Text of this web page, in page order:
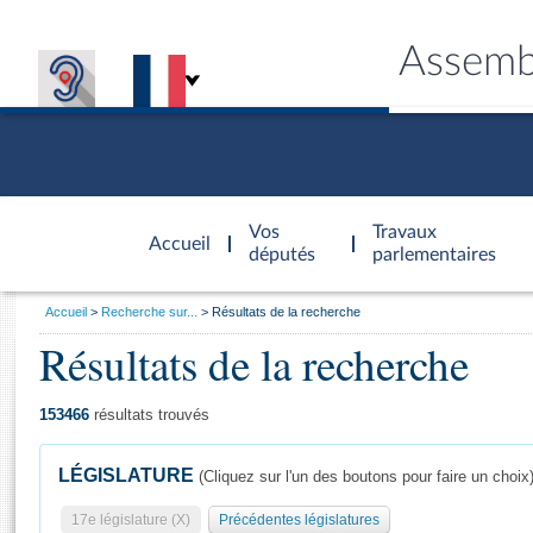
Accueil
d'accueil
Vos
députés
Travaux
parlementaires
Général
Vous
Accueil Recherche sur... Résultats de la recherche
Résultats de la recherche
153466 résultats trouvés
LÉGISLATURE (Cliquez sur l'un des boutons pour faire un choix)
17e législature (X) Précédentes législatures